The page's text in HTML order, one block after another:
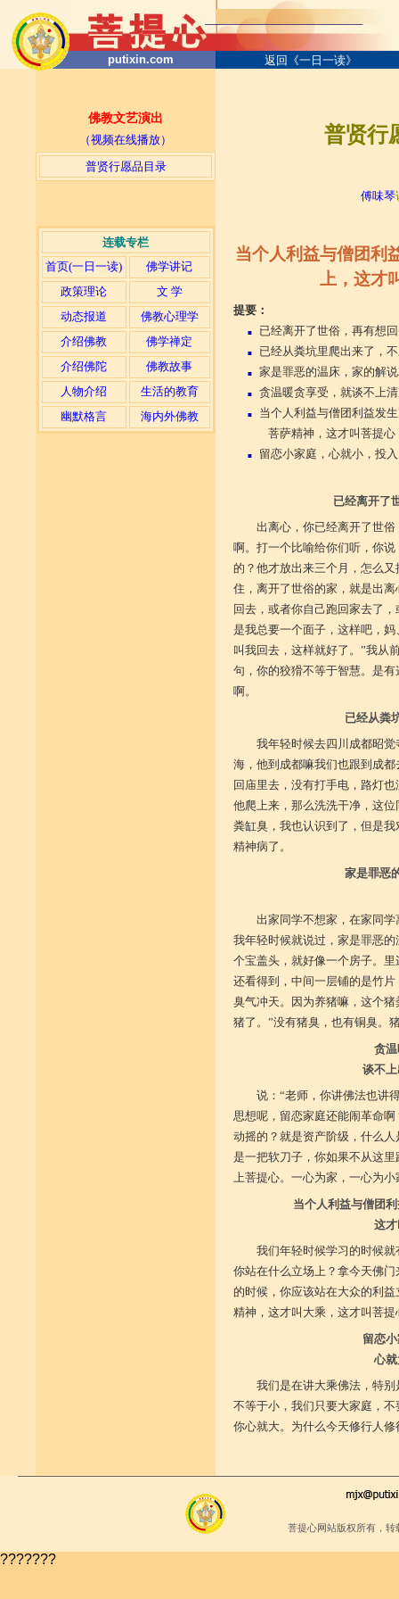
putixin.com 返回《一日一读》
佛教文艺演出
（视频在线播放）
普贤行愿品目录
连载专栏
首页(一日一读)
佛学讲记
政策理论
文 学
动态报道
佛教心理学
介绍佛教
佛学禅定
介绍佛陀
佛教故事
人物介绍
生活的教育
幽默格言
海内外佛教
普贤行
傅味琴
当个人利益与僧团利
上，这才
提要：
■ 已经离开了世俗，再有想
■ 已经从粪坑里爬出来了，
■ 家是罪恶的温床，家的解
■ 贪温暖贪享受，就谈不上
■
当个人利益与僧团利益发
菩萨精神，这才叫菩提心
■ 留恋小家庭，心就小，投
已经离开了
出离心，你已经离开了世
啊。打一个比喻给你们听，你
的？他才放出来三个月，怎么
住，离开了世俗的家，就是出
回去，或者你自己跑回家去了
是我总要一个面子，这样吧，
叫我回去，这样就好了。”我从
句，你的狡猾不等于智慧。是
啊。
已经从粪
我年轻时候去四川成都昭
海，他到成都嘛我们也跟到成
回庙里去，没有打手电，路灯
他爬上来，那么洗洗干净，这
粪缸臭，我也认识到了，但是
精神病了。
家是罪恶
出家同学不想家，在家同
我年轻时候就说过，家是罪恶
个宝盖头，就好像一个房子。
还看得到，中间一层铺的是竹
臭气冲天。因为养猪嘛，这个
猪了。”没有猪臭，也有铜臭。
贪
谈不
说：“老师，你讲佛法也讲
思想呢，留恋家庭还能闹革命
动摇的？就是资产阶级，什么
是一把软刀子，你如果不从这
上菩提心。一心为家，一心为
当个人利益与僧团
这
我们年轻时候学习的时候
你站在什么立场上？拿今天佛
的时候，你应该站在大众的利
精神，这才叫大乘，这才叫菩提
留恋
心
我们是在讲大乘佛法，特
不等于小，我们只要大家庭，
你心就大。为什么今天修行人
菩提心网站版权所有，
???????